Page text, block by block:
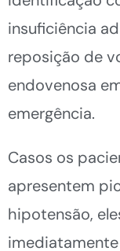
insuficiência
reposição de
endovenosa
emergência.
Casos os
apresentem
hipotensão,